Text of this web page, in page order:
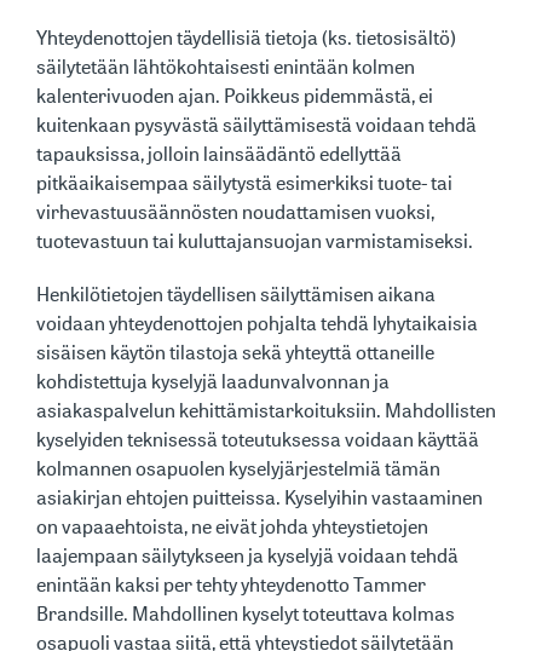
Yhteydenottojen täydellisiä tietoja (ks. tietosisältö)
säilytetään lähtökohtaisesti enintään kolmen
kalenterivuoden ajan. Poikkeus pidemmästä, ei
kuitenkaan pysyvästä säilyttämisestä voidaan tehdä
tapauksissa, jolloin lainsäädäntö edellyttää
pitkäaikaisempaa säilytystä esimerkiksi tuote- tai
virhevastuusäännösten noudattamisen vuoksi,
tuotevastuun tai kuluttajansuojan varmistamiseksi.
Henkilötietojen täydellisen säilyttämisen aikana
voidaan yhteydenottojen pohjalta tehdä lyhytaikaisia
sisäisen käytön tilastoja sekä yhteyttä ottaneille
kohdistettuja kyselyjä laadunvalvonnan ja
asiakaspalvelun kehittämistarkoituksiin. Mahdollisten
kyselyiden teknisessä toteutuksessa voidaan käyttää
kolmannen osapuolen kyselyjärjestelmiä tämän
asiakirjan ehtojen puitteissa. Kyselyihin vastaaminen
on vapaaehtoista, ne eivät johda yhteystietojen
laajempaan säilytykseen ja kyselyjä voidaan tehdä
enintään kaksi per tehty yhteydenotto Tammer
Brandsille. Mahdollinen kyselyt toteuttava kolmas
osapuoli vastaa siitä, että yhteystiedot säilytetään